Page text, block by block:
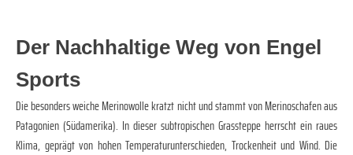
Der Nachhaltige Weg von Engel
Sports
Die besonders weiche Merinowolle kratzt nicht und stammt von Merinoschafen aus
Patagonien (Südamerika). In dieser subtropischen Grassteppe herrscht ein raues
Klima, geprägt von hohen Temperaturunterschieden, Trockenheit und Wind. Die